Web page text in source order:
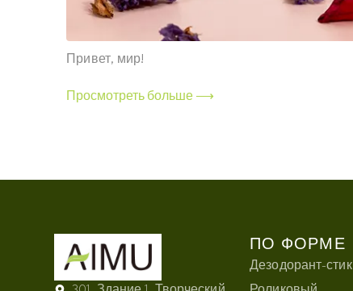
Привет, мир!
Просмотреть больше ⟶
ПО ФОРМЕ
Дезодорант-стик